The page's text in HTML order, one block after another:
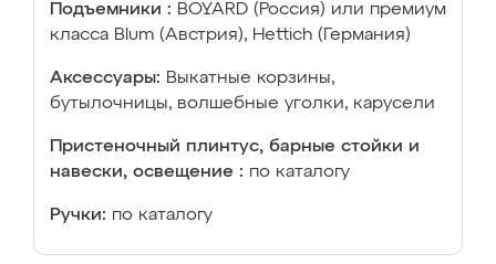
Подъемники : BOYARD (Россия) или премиум
класса Blum (Австрия), Hettich (Германия)
Аксессуары: Выкатные корзины,
бутылочницы, волшебные уголки, карусели
Пристеночный плинтус, барные стойки и
навески, освещение : по каталогу
Ручки: по каталогу